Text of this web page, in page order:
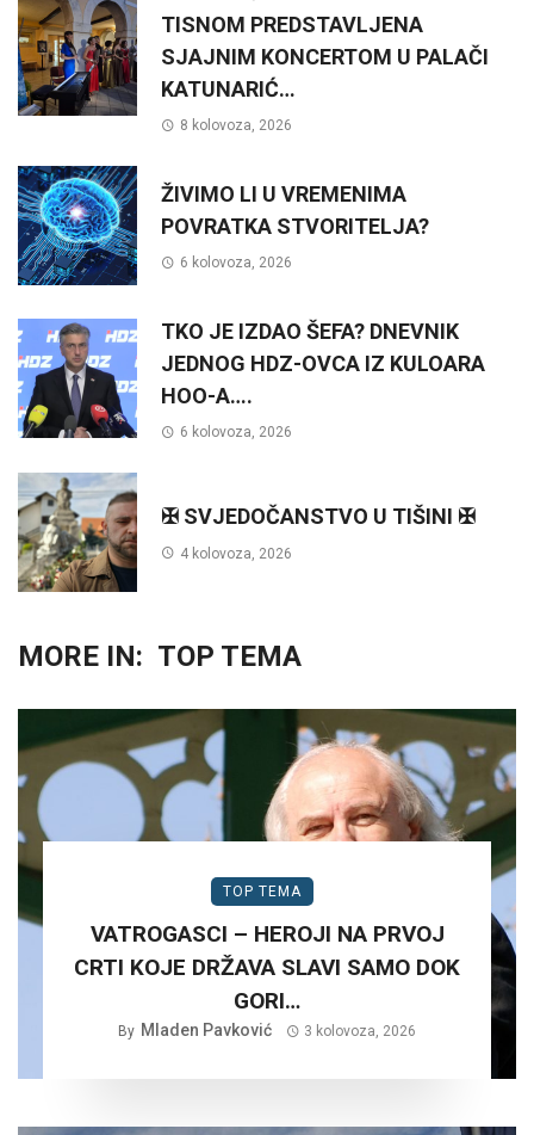
TISNOM PREDSTAVLJENA
SJAJNIM KONCERTOM U PALAČI
KATUNARIĆ…
8 kolovoza, 2026
ŽIVIMO LI U VREMENIMA
POVRATKA STVORITELJA?
6 kolovoza, 2026
TKO JE IZDAO ŠEFA? DNEVNIK
JEDNOG HDZ-OVCA IZ KULOARA
HOO-A….
6 kolovoza, 2026
✠ SVJEDOČANSTVO U TIŠINI ✠
4 kolovoza, 2026
MORE IN: TOP TEMA
TOP TEMA
VATROGASCI – HEROJI NA PRVOJ
CRTI KOJE DRŽAVA SLAVI SAMO DOK
GORI…
By Mladen Pavković 3 kolovoza, 2026